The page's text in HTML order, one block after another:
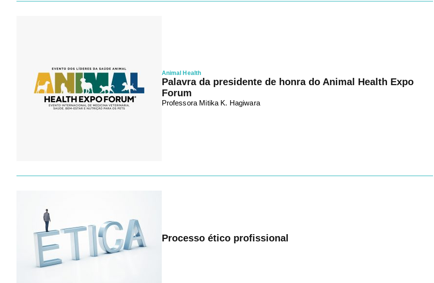
Animal Health
Palavra da presidente de honra do Animal Health Expo
Forum
Professora Mitika K. Hagiwara
Processo ético profissional